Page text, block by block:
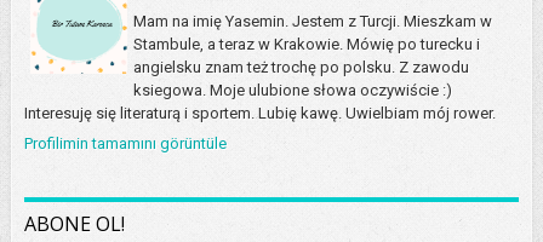
Mam na imię Yasemin. Jestem z Turcji. Mieszkam w
Stambule, a teraz w Krakowie. Mówię po turecku i
angielsku znam też trochę po polsku. Z zawodu
ksiegowa. Moje ulubione słowa oczywiście :)
Interesuję się literaturą i sportem. Lubię kawę. Uwielbiam mój rower.
Profilimin tamamını görüntüle
ABONE OL!